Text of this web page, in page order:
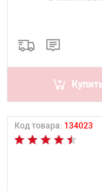
Код товара: 134023